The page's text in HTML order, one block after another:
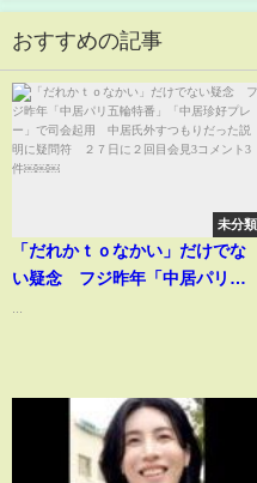
おすすめの記事
未分類
「だれかｔｏなかい」だけでな
い疑念 フジ昨年「中居パリ五